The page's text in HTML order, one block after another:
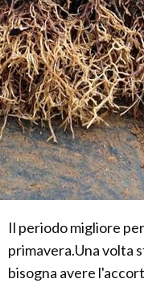
Il periodo migliore
primavera.Una volta
bisogna avere